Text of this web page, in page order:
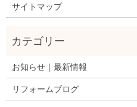
サイトマップ
お知らせ｜最新情報
リフォームブログ